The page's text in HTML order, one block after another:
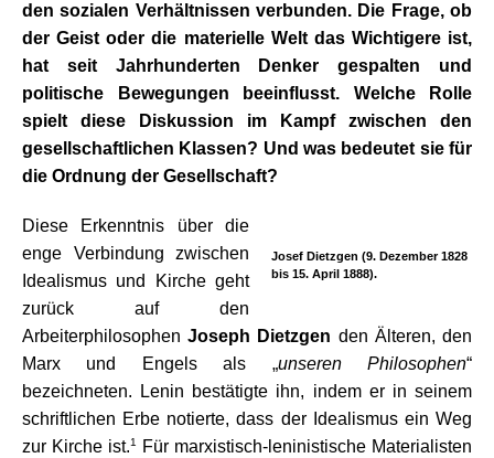
den sozialen Verhältnissen verbunden. Die Frage, ob
der Geist oder die materielle Welt das Wichtigere ist,
hat seit Jahrhunderten Denker gespalten und
politische Bewegungen beeinflusst. Welche Rolle
spielt diese Diskussion im Kampf zwischen den
gesellschaftlichen Klassen? Und was bedeutet sie für
die Ordnung der Gesellschaft?
Josef Dietzgen (9. Dezember 1828
bis 15. April 1888).
Diese Erkenntnis über die
enge Verbindung zwischen
Idealismus und Kirche geht
zurück auf den
ArbeiterphilosophenJoseph Dietzgen den Älteren, den
Marx und Engels als „unseren Philosophen“
bezeichneten. Lenin bestätigte ihn, indem er in seinem
schriftlichen Erbe notierte, dass der Idealismus ein Weg
zur Kirche ist.1
Für marxistisch-leninistische Materialisten